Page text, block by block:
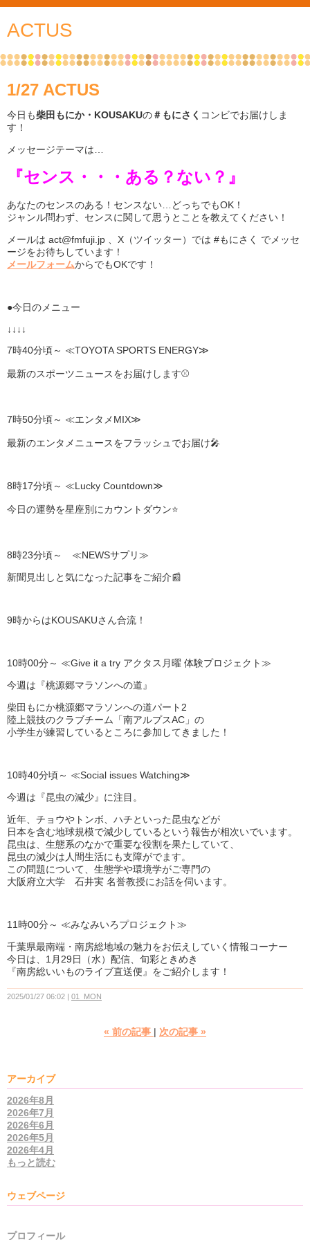
ACTUS
1/27 ACTUS
今日も柴田もにか・KOUSAKUの＃もにさく コンビでお届けしま
す！
メッセージテーマは…
『センス・・・ある？ない？』
あなたのセンスのある！センスない…どっちでもOK！
ジャンル問わず、センスに関して思うとことを教えてください！
メールは act@fmfuji.jp 、X（ツイッター）では #もにさく でメッセ
ージをお待ちしています！
メールフォームからでもOKです！
●今日のメニュー
↓↓↓↓
7時40分頃～ ≪TOYOTA SPORTS ENERGY≫
最新のスポーツニュースをお届けします⚾
7時50分頃～ ≪エンタメMIX≫
最新のエンタメニュースをフラッシュでお届け🎤
8時17分頃～ ≪Lucky Countdown≫
今日の運勢を星座別にカウントダウン⭐
8時23分頃～ ≪NEWSサプリ≫
新聞見出しと気になった記事をご紹介📰
9時からはKOUSAKUさん合流！
10時00分～ ≪Give it a try アクタス月曜 体験プロジェクト≫
今週は『桃源郷マラソンへの道』
柴田もにか桃源郷マラソンへの道パート2
陸上競技のクラブチーム「南アルプスAC」の
小学生が練習しているところに参加してきました！
10時40分頃～ ≪Social issues Watching≫
今週は『昆虫の減少』に注目。
近年、チョウやトンボ、ハチといった昆虫などが
日本を含む地球規模で減少しているという報告が相次いでいます。
昆虫は、生態系のなかで重要な役割を果たしていて、
昆虫の減少は人間生活にも支障がでます。
この問題について、生態学や環境学がご専門の
大阪府立大学 石井実 名誉教授にお話を伺います。
11時00分～ ≪みなみいろプロジェクト≫
千葉県最南端・南房総地域の魅力をお伝えしていく情報コーナー
今日は、1月29日（水）配信、旬彩ときめき
『南房総いいものライブ直送便』をご紹介します！
2025/01/27 06:02 01_MON
« 前の記事 次の記事 »
アーカイブ
2026年8月
2026年7月
2026年6月
2026年5月
2026年4月
もっと読む
ウェブページ
プロフィール